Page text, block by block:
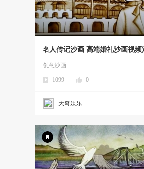
名人传记沙画 高端婚礼沙画视频
生日动画 高端婚礼沙画定制沙画
制作求婚生日企业沙画定制微信
创意沙画 -
1099 0
天奇娱乐